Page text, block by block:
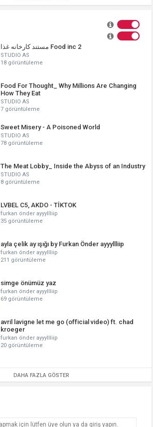
مستند کارخانه غذا Food inc 2
STUDIO AS
18 görüntüleme
Food For Thought_ Why Millions Are Changing
How They Eat
STUDIO AS
7 görüntüleme
Sweet Misery - A Poisoned World
STUDIO AS
78 görüntüleme
The Meat Lobby_ Inside the Abyss of an Industry
STUDIO AS
8 görüntüleme
LVBEL C5, AKDO - TİKTOK
furkan önder ayyyllliip
35 görüntüleme
ayla çelik ay ışığı by Furkan Önder ayyyllliip
furkan önder ayyyllliip
211 görüntüleme
simge önümüz yaz
furkan önder ayyyllliip
69 görüntüleme
avril lavigne let me go (official video) ft. chad
kroeger
furkan önder ayyyllliip
20 görüntüleme
DAHA FAZLA GÖSTER